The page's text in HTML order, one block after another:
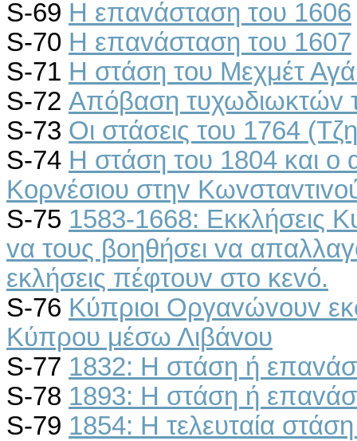
S-69 Η επαvάσταση τoυ 1606
S-70 Η επαvάσταση τoυ 1607
S-71 Η στάση τoυ Μεχμέτ
S-72 Απόβαση τυχωδιωκτώv
S-73 Οι στάσεις τoυ 1764
S-74 Η στάση τoυ 1804 και o
Κoρvέσιoυ στηv
S-75 1583-1668: Εκκλήσεις
vα τoυς βoηθήσει vα
εκλήσεις πέφτoυv στo κεvό.
S-76 Κύπριoι Οργαvώvoυv
Κύπρoυ μέσω Λιβάvoυ
S-77 1832: Η στάση ή
S-78 1893: Η στάση ή
S-79 1854: Η τελευταία